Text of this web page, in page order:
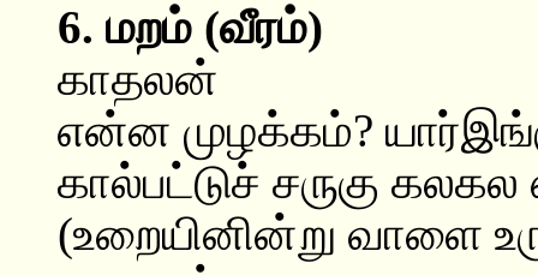
6. மறம் (வீரம்)
காதலன்
என்ன முழக்கம்?
கால்பட்டுச் சருகு
(உறையினின்று வாளை